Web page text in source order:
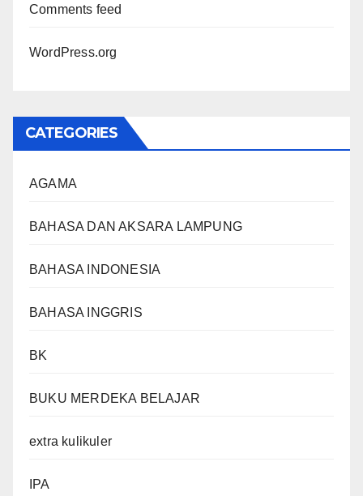
Comments feed
WordPress.org
CATEGORIES
AGAMA
BAHASA DAN AKSARA LAMPUNG
BAHASA INDONESIA
BAHASA INGGRIS
BK
BUKU MERDEKA BELAJAR
extra kulikuler
IPA